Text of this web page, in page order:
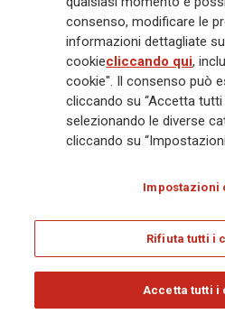
capacità di distribuzione globale
completamente integrato la sostenibilità
l'obiettivo di creare valore per tutti gli
società più equa e resiliente.
Legal Info Cookie Policy
consenso, modificare le
informazioni dettagliate
cookiecliccando qui,
cookie". Il consenso può
cliccando su “Accetta tutti
selezionando le diverse
cliccando su
Impostazioni
Rifiuta tutti i
Accetta tutti i